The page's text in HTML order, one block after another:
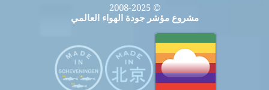
© 2008-2025
مشروع مؤشر جودة الهواء العالمي